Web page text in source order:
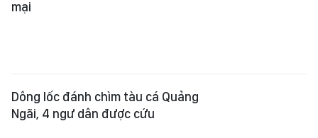
mại
Dông lốc đánh chìm tàu cá Quảng
Ngãi, 4 ngư dân được cứu